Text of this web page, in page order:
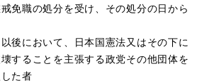
免職の処分を受け、その処分の日から
後において、日本国憲法又はその下に
することを主張する政党その他団体を
た者